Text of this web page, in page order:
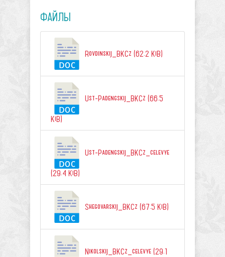
ФАЙЛЫ
Rovdinskij_BKCz (62.2 KiB)
Ust-Padengskij_BKCz (66.5
KiB)
Ust-Padengskij_BKCz_celevye
(29.4 KiB)
Shegovarskij_BKCz (67.5 KiB)
Nikolskij_BKCz_celevye (29.1